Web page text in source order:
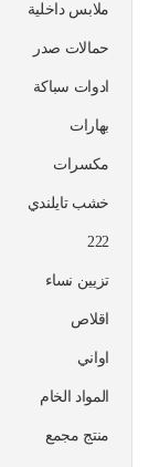
ملابس داخلية
حمالات صدر
ادوات سباكة
بهارات
مكسرات
خشب تايلندي
222
تزيين نساء
اقلاص
اواني
المواد الخام
منتج مجمع